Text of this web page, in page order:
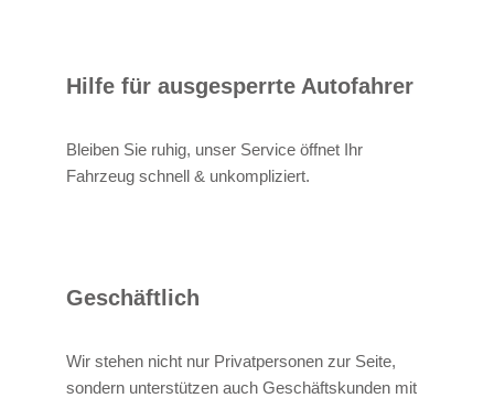
Hilfe für ausgesperrte Autofahrer
Bleiben Sie ruhig, unser Service öffnet Ihr
Fahrzeug schnell & unkompliziert.
Geschäftlich
Wir stehen nicht nur Privatpersonen zur Seite,
sondern unterstützen auch Geschäftskunden mit